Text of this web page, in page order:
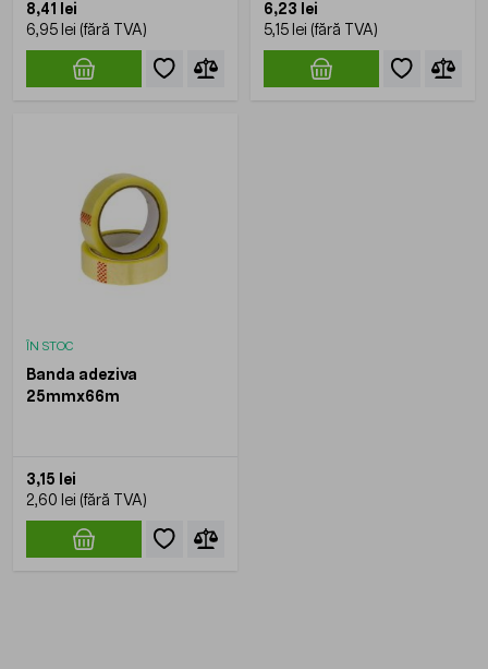
8,41 lei
6,95 lei
6,23 lei
5,15 lei
ÎN STOC
Banda adeziva
25mmx66m
3,15 lei
2,60 lei